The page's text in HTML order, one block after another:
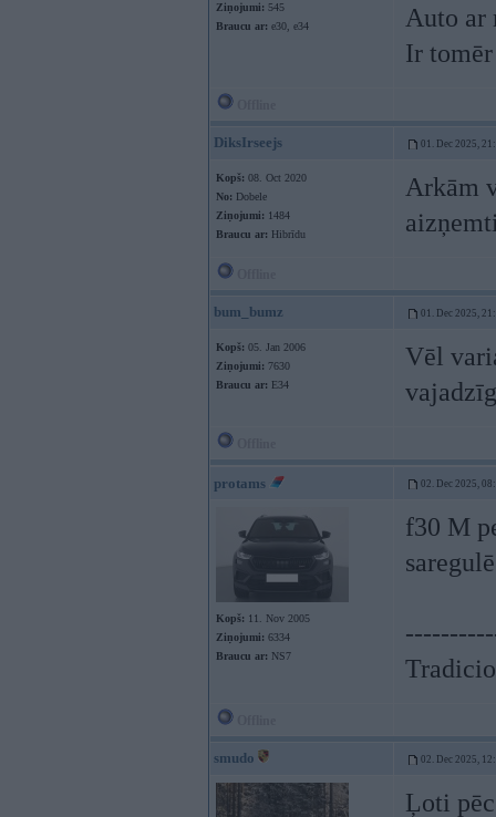
Ziņojumi: 545
Braucu ar: e30, e34
Auto ar
Ir
DiksIrseejs 01. Dec 2025,
Kopš: 08. Oct 2020
No: Dobele
Ziņojumi: 1484
Braucu ar: Hibrīdu
Arkām
bum_bumz 01. Dec 2025,
Kopš: 05. Jan 2006
Ziņojumi: 7630
Braucu ar: E34
Vēl
protams 02. Dec 2025,
Kopš: 11. Nov 2005
Ziņojumi: 6334
Braucu ar: NS7
f30 M
smudo 02. Dec 2025,
Ļoti